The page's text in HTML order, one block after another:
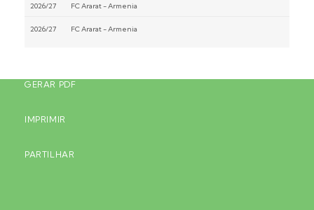
2026/27 FC Ararat - Armenia
2026/27 FC Ararat - Armenia
GERAR PDF
IMPRIMIR
PARTILHAR